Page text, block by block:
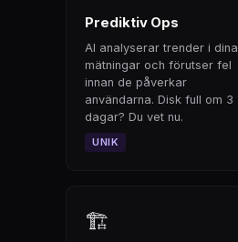
Prediktiv Ops
AI analyserar trender i dina
mätningar och förutser fel
innan de påverkar
användarna. Disk full om 3
dagar? Du vet nu.
UNIK
🏗